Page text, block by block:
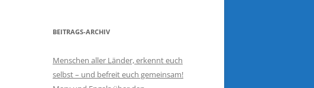
BEITRAGS-ARCHIV
Menschen aller Länder, erkennt euch
selbst – und befreit euch gemeinsam!